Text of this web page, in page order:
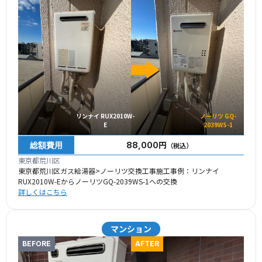
リンナイ RUX2010W-
E
ノーリツ GQ-
2039WS-1
総額費用 88,000円 （税込）
東京都荒川区
東京都荒川区ガス給湯器>ノーリツ交換工事施工事例：リンナイ
RUX2010W-EからノーリツGQ-2039WS-1への交換
詳しくはこちら
マンション
BEFORE AFTER